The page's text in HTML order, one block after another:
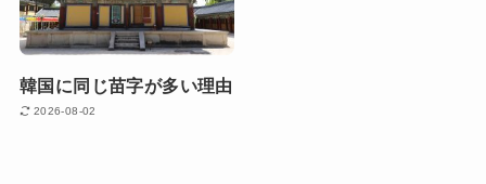
韓国に同じ苗字が多い理由
2026-08-02